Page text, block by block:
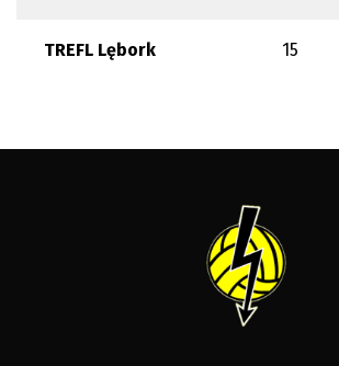
TREFL Lębork 15